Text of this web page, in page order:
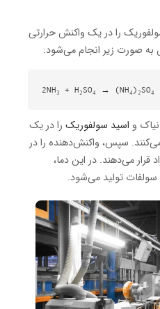
را در یک واکنش حرارتی
به صورت زیر انجام می‌شود:
2NH₃ + H₂SO₄ → (NH₄)₂SO₄
و اسید سولفوریک را در یک
سپس، واکنش‌دهنده را در
سانتیگراد قرار می‌دهند. در این دما،
تولید می‌شود.